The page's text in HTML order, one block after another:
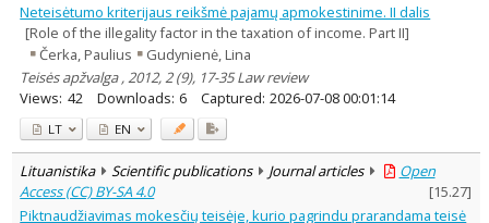
Neteisėtumo kriterijaus reikšmė pajamų apmokestinime. II dalis
[Role of the illegality factor in the taxation of income. Part II]
Čerka, Paulius
Gudynienė, Lina
Teisės apžvalga , 2012, 2 (9), 17-35 Law review
Views: 42 Downloads: 6 Captured: 2026-07-08 00:01:14
LT EN
Lituanistika Scientific publications Journal articles
Open
Access (CC) BY-SA 4.0
[15.27]
Piktnaudžiavimas mokesčių teisėje, kurio pagrindu prarandama teisė